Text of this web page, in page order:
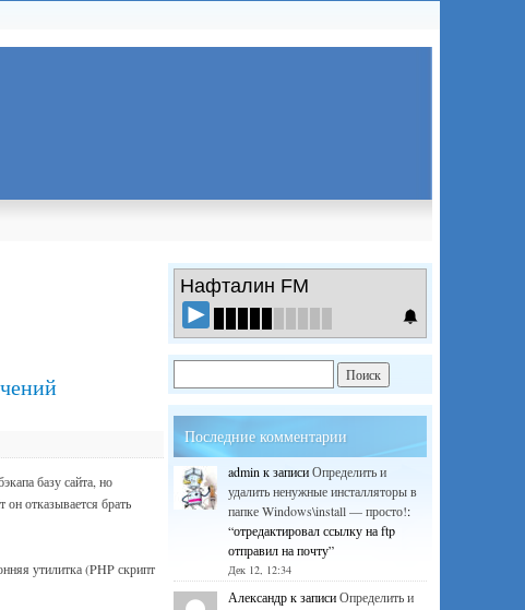
базу сайта, но
отказывается брать
утилитка (PHP скрипт
Нафталин FM
Последние комментарии
admin к записиОпределить и
удалить ненужные инсталляторы в
папке Windows\install — просто!:
“отредактировал ссылку на ftp
отправил на почту”
Дек 12, 12:34
Александрк записиОпределить и